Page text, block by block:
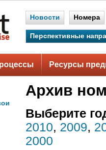
Новости Номера
Перспективные
Ресурсы
Архив
Выберите
2010, 2009,
2000